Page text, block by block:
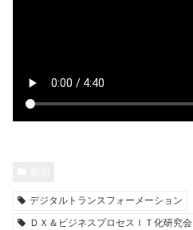
デジタルトランスフォーメーション
ＤＸ＆ビジネスプロセスＩＴ化研究会